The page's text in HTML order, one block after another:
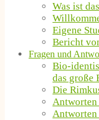
Was ist
Eigene
Bericht
Fragen und
Bio-
das große
Die